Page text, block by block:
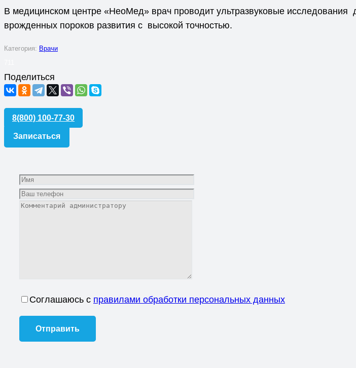
В медицинском центре «НеоМед» врач проводит ультразвуковые исследования
врожденных пороков развития с высокой точностью.
Категория: Врачи
Поделиться
8(800) 100-77-30
Записаться
Соглашаюсь с правилами обработки персональных данных